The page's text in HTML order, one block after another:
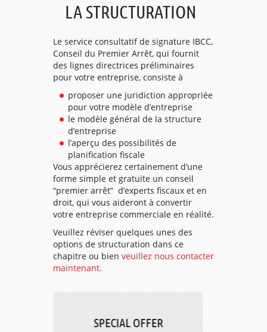
LA STRUCTURATION
Le service consultatif de signature IBCC,
Conseil du Premier Arrêt, qui fournit
des lignes directrices préliminaires
pour votre entreprise, consiste à
proposer une juridiction appropriée
pour votre modèle d’entreprise
le modèle général de la structure
d’entreprise
l’aperçu des possibilités de
planification fiscale
Vous apprécierez certainement d’une
forme simple et gratuite un conseil
“premier arrêt” d’experts fiscaux et en
droit, qui vous aideront à convertir
votre entreprise commerciale en réalité.
Veuillez réviser quelques unes des
options de structuration dans ce
chapitre ou bien veuillez nous contacter
maintenant.